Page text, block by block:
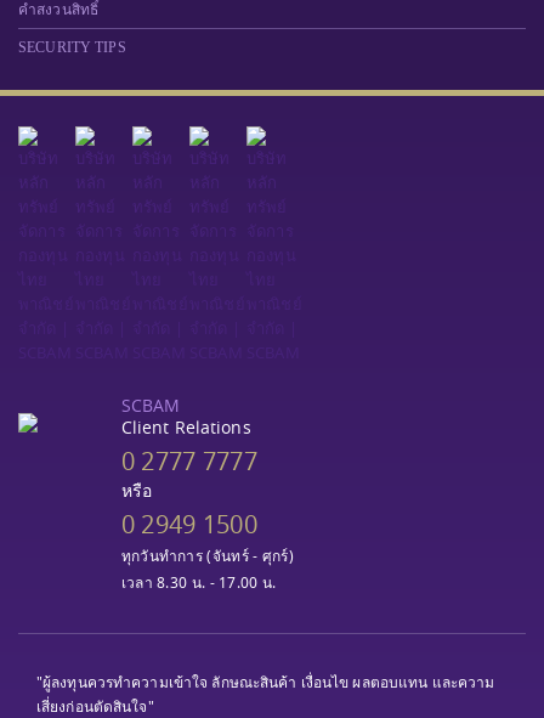
คำสงวนสิทธิ์
SECURITY TIPS
SCBAM
Client Relations
0 2777 7777
หรือ
0 2949 1500
ทุกวันทำการ (จันทร์ - ศุกร์)
เวลา 8.30 น. - 17.00 น.
"ผู้ลงทุนควรทำความเข้าใจ ลักษณะสินค้า เงื่อนไข ผลตอบแทน และความ
เสี่ยงก่อนตัดสินใจ"